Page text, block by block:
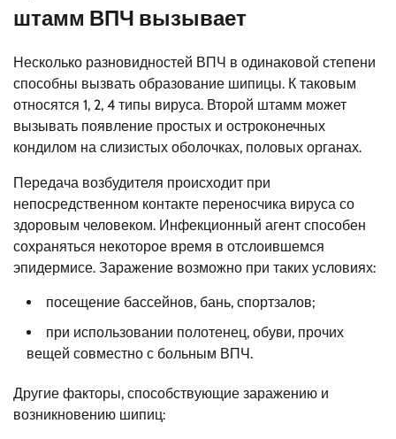
штамм ВПЧ вызывает
Несколько разновидностей ВПЧ в одинаковой степени
способны вызвать образование шипицы. К таковым
относятся 1, 2, 4 типы вируса. Второй штамм может
вызывать появление простых и остроконечных
кондилом на слизистых оболочках, половых органах.
Передача возбудителя происходит при
непосредственном контакте переносчика вируса со
здоровым человеком. Инфекционный агент способен
сохраняться некоторое время в отслоившемся
эпидермисе. Заражение возможно при таких условиях:
посещение бассейнов, бань, спортзалов;
при использовании полотенец, обуви, прочих
вещей совместно с больным ВПЧ.
Другие факторы, способствующие заражению и
возникновению шипиц: